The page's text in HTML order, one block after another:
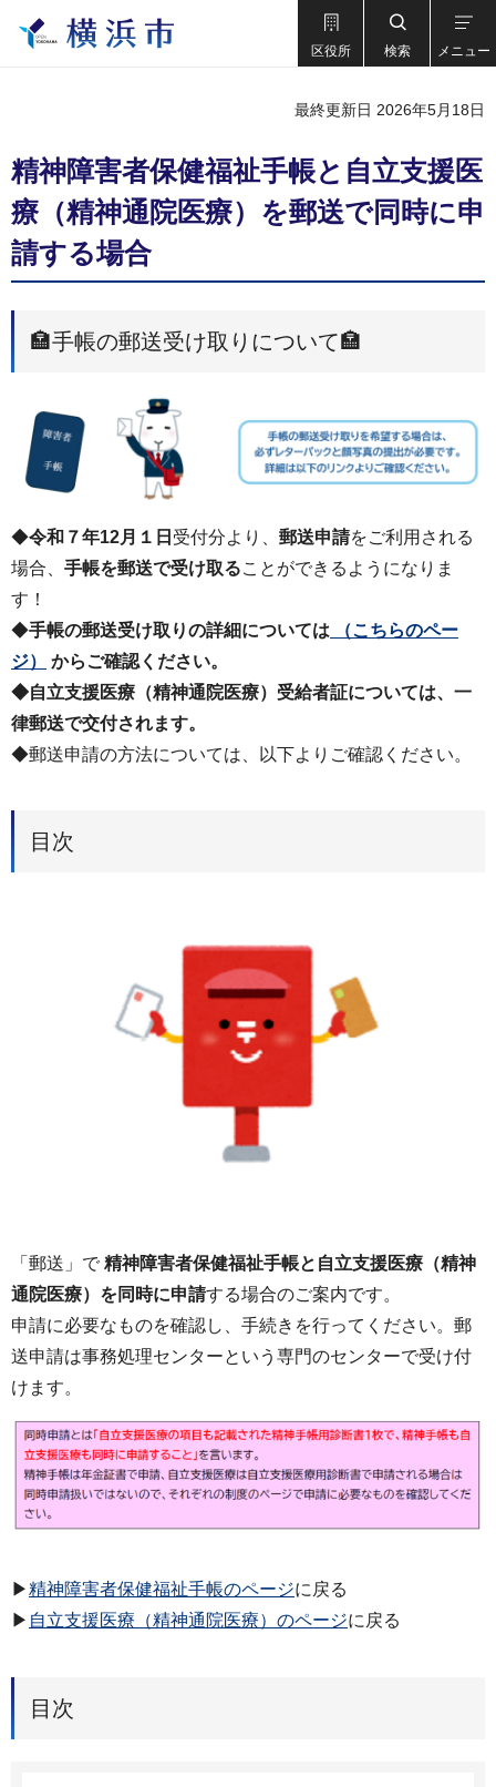
区役所 検索 メニュー
最終更新日 2026年5月18日
精神障害者保健福祉手帳と自立支援医
療（精神通院医療）を郵送で同時に申
請する場合
🏣手帳の郵送受け取りについて🏣
◆令和７年12月１日 受付分より、 郵送申請をご利用される
場合、 手帳を郵送で受け取ることができるようになりま
す！
◆手帳の郵送受け取りの詳細については （こちらのペー
ジ）
からご確認ください。
◆自立支援医療（精神通院医療）受給者証については、一
律郵送で交付されます。
◆郵送申請の方法については、以下よりご確認ください。
目次
「郵送」で 精神障害者保健福祉手帳と自立支援医療（精神
通院医療）を同時に申請する場合のご案内です。
申請に必要なものを確認し、手続きを行ってください。郵
送申請は事務処理センターという専門のセンターで受け付
けます。
▶精神障害者保健福祉手帳のページに戻る
▶ 自立支援医療（精神通院医療）のページに戻る
目次